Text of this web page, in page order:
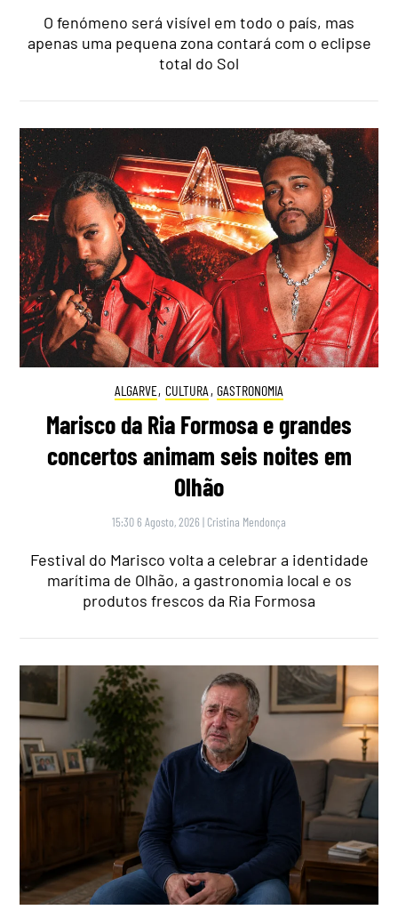
O fenómeno será visível em todo o país, mas
apenas uma pequena zona contará com o eclipse
total do Sol
ALGARVE, CULTURA , GASTRONOMIA
Marisco da Ria Formosa e grandes
concertos animam seis noites em
Olhão
15:30 6 Agosto, 2026 | Cristina Mendonça
Festival do Marisco volta a celebrar a identidade
marítima de Olhão, a gastronomia local e os
produtos frescos da Ria Formosa